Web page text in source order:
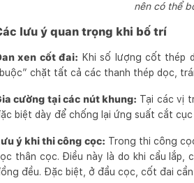
nên có thể
lưu ý quan trọng khi bố trí
xen cốt đai: Khi số lượng cốt thép
chặt tất cả các thanh thép dọc,
cường tại các nút khung: Tại các vị
biệt dày để chống lại ứng suất cắt
ý khi thi công cọc: Trong thi công
thân cọc. Điều này là do khi cẩu lắp,
đều. Đặc biệt, ở đầu cọc, cốt đai